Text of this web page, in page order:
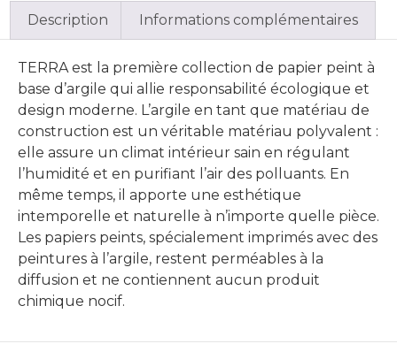
Description Informations complémentaires
TERRA est la première collection de papier peint à
base d’argile qui allie responsabilité écologique et
design moderne. L’argile en tant que matériau de
construction est un véritable matériau polyvalent :
elle assure un climat intérieur sain en régulant
l’humidité et en purifiant l’air des polluants. En
même temps, il apporte une esthétique
intemporelle et naturelle à n’importe quelle pièce.
Les papiers peints, spécialement imprimés avec des
peintures à l’argile, restent perméables à la
diffusion et ne contiennent aucun produit
chimique nocif.